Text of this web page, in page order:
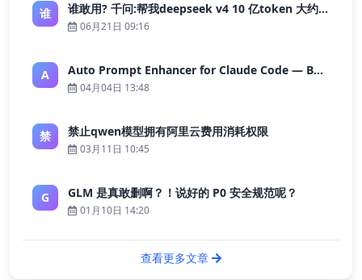
谁 谁敢用? 千问:帮我deepseek v4 10 亿token 大约多少花费 ?
06月21日 09:16
A Auto Prompt Enhancer for Claude Code — Building a Highly Reliable AI Programming Workflow
04月04日 13:48
禁 禁止qwen模型拥有阿里云费用消耗权限
03月11日 10:45
G GLM 是真敢删啊？！说好的 P0 安全规范呢？
01月10日 14:20
查看更多文章